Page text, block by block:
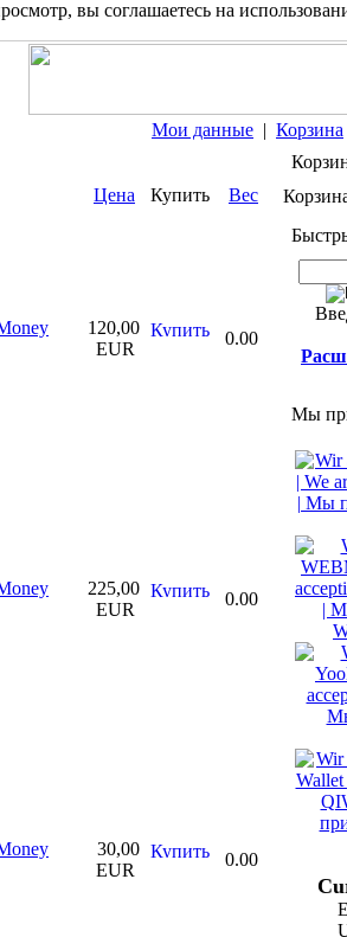
вы соглашаетесь на
Мои данные | Корзина
Цена Купить Вес
120,00
EUR
0.00
225,00
EUR
0.00
30,00
EUR
0.00
Мы